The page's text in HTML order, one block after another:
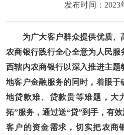
发布时间：2023
为广大客户群众提供优质、
农商银行践行全心全意为人民
西辖内农商银行以深入推进主
地客户金融服务的同时，着眼
地贷款难、贷款贵等难题，大
拓”服务，通过送“贷”到手，有
客户的资金需求，切实把农商